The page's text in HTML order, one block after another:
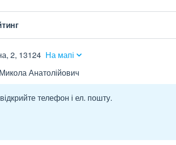
2, 13124 На мапі
Анатолійович
телефон і ел. пошту.